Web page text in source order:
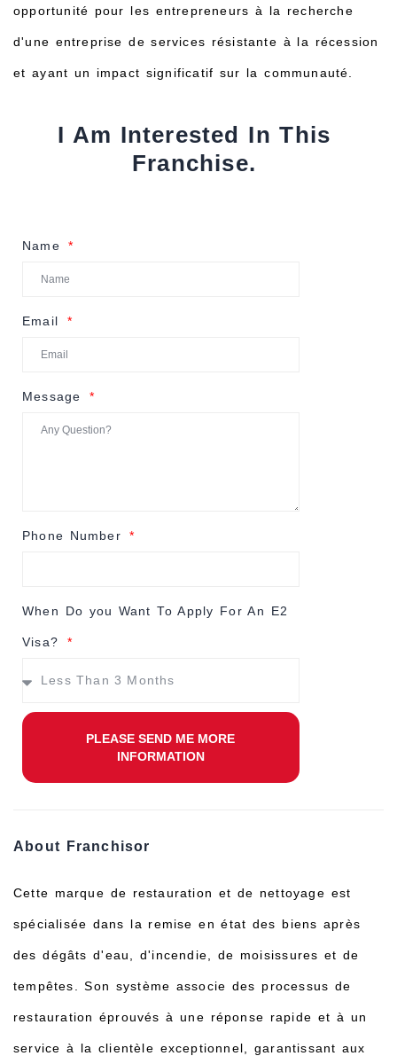
opportunité pour les entrepreneurs à la recherche
d'une entreprise de services résistante à la récession
et ayant un impact significatif sur la communauté.
I Am Interested In This
Franchise.
Name
Email
Message
Phone Number
When Do you Want To Apply For An E2
Visa?
PLEASE SEND ME MORE
INFORMATION
About Franchisor
Cette marque de restauration et de nettoyage est
spécialisée dans la remise en état des biens après
des dégâts d'eau, d'incendie, de moisissures et de
tempêtes. Son système associe des processus de
restauration éprouvés à une réponse rapide et à un
service à la clientèle exceptionnel, garantissant aux